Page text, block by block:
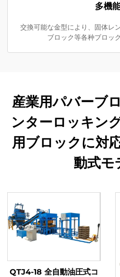
多機
交換可能な金型により、固体レ
ブロック等各种ブロッ
産業用パバーブ
ンターロッキン
用ブロックに対
動式モ
QTJ4-18 全自動油圧式コ